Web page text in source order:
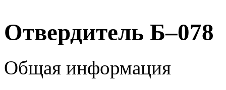
Отвердитель Б–078
Общая информация